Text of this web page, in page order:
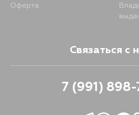
Оферта
Связаться с
7 (991) 898-